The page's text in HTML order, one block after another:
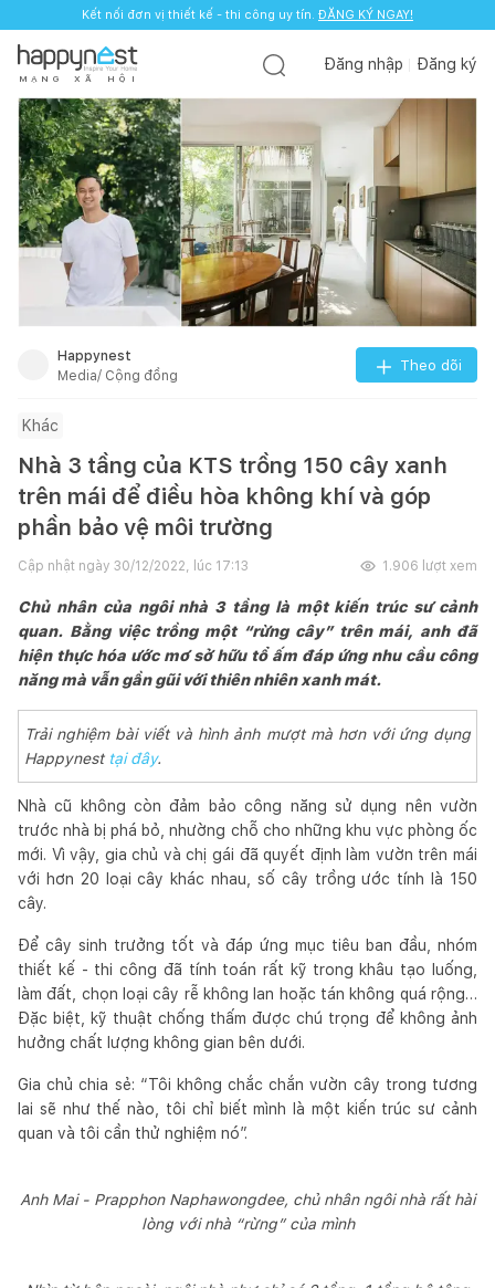
Kết nối đơn vị thiết kế - thi công uy tín. ĐĂNG KÝ NGAY!
M Ạ N G X Ã H Ộ I
Đăng nhập Đăng ký
Happynest
Media/ Cộng đồng
Theo dõi
Khác
Nhà 3 tầng của KTS trồng 150 cây xanh
trên mái để điều hòa không khí và góp
phần bảo vệ môi trường
Cập nhật ngày 30/12/2022, lúc 17:13 1.906 lượt xem
Chủ nhân của ngôi nhà 3 tầng là một kiến trúc sư cảnh
quan. Bằng việc trồng một “rừng cây” trên mái, anh đã
hiện thực hóa ước mơ sở hữu tổ ấm đáp ứng nhu cầu công
năng mà vẫn gần gũi với thiên nhiên xanh mát.
Trải nghiệm bài viết và hình ảnh mượt mà hơn với ứng dụng
Happynest tại đây.
Nhà cũ không còn đảm bảo công năng sử dụng nên vườn
trước nhà bị phá bỏ, nhường chỗ cho những khu vực phòng ốc
mới. Vì vậy, gia chủ và chị gái đã quyết định làm vườn trên mái
với hơn 20 loại cây khác nhau, số cây trồng ước tính là 150
cây.
Để cây sinh trưởng tốt và đáp ứng mục tiêu ban đầu, nhóm
thiết kế - thi công đã tính toán rất kỹ trong khâu tạo luống,
làm đất, chọn loại cây rễ không lan hoặc tán không quá rộng…
Đặc biệt, kỹ thuật chống thấm được chú trọng để không ảnh
hưởng chất lượng không gian bên dưới.
Gia chủ chia sẻ: “Tôi không chắc chắn vườn cây trong tương
lai sẽ như thế nào, tôi chỉ biết mình là một kiến trúc sư cảnh
quan và tôi cần thử nghiệm nó”.
Anh Mai - Prapphon Naphawongdee, chủ nhân ngôi nhà rất hài
lòng với nhà “rừng” của mình